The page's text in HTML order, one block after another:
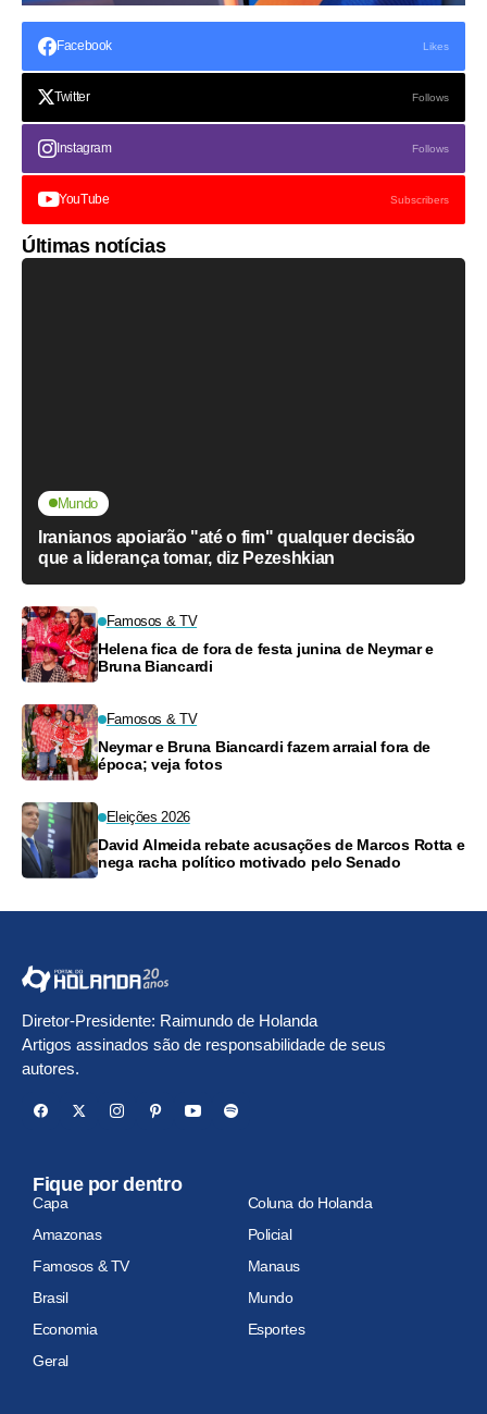
Facebook Likes
Twitter Follows
Instagram Follows
YouTube Subscribers
Últimas notícias
Mundo
Iranianos apoiarão "até o fim" qualquer decisão
que a liderança tomar, diz Pezeshkian
Famosos & TV
Helena fica de fora de festa junina de Neymar e
Bruna Biancardi
Famosos & TV
Neymar e Bruna Biancardi fazem arraial fora de
época; veja fotos
Eleições 2026
David Almeida rebate acusações de Marcos Rotta e
nega racha político motivado pelo Senado
Diretor-Presidente: Raimundo de Holanda
Artigos assinados são de responsabilidade de seus
autores.
Fique por dentro
Capa
Coluna do Holanda
Amazonas
Policial
Famosos & TV
Manaus
Brasil
Mundo
Economia
Esportes
Geral